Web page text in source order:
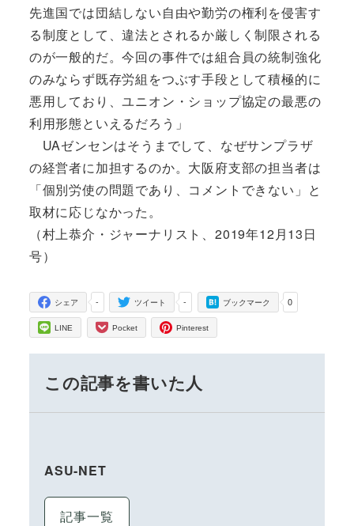
先進国では団結しない自由や勤労の権利を侵害す
る制度として、違法とされるか厳しく制限される
のが一般的だ。今回の事件では組合員の統制強化
のみならず既存労組をつぶす手段として積極的に
悪用しており、ユニオン・ショップ協定の最悪の
利用形態といえるだろう」
UAゼンセンはそうまでして、なぜサンプラザ
の経営者に加担するのか。大阪府支部の担当者は
「個別労使の問題であり、コメントできない」と
取材に応じなかった。
（村上恭介・ジャーナリスト、2019年12月13日
号）
-
シェア -
ツイート 0
ブックマーク
LINE Pocket Pinterest
この記事を書いた人
ASU-NET
記事一覧